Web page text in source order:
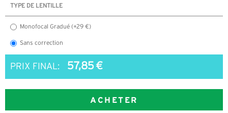
TYPE DE LENTILLE
Monofocal Gradué (+29 €)
Sans correction
PRIX FINAL: 57,85 €
ACHETER